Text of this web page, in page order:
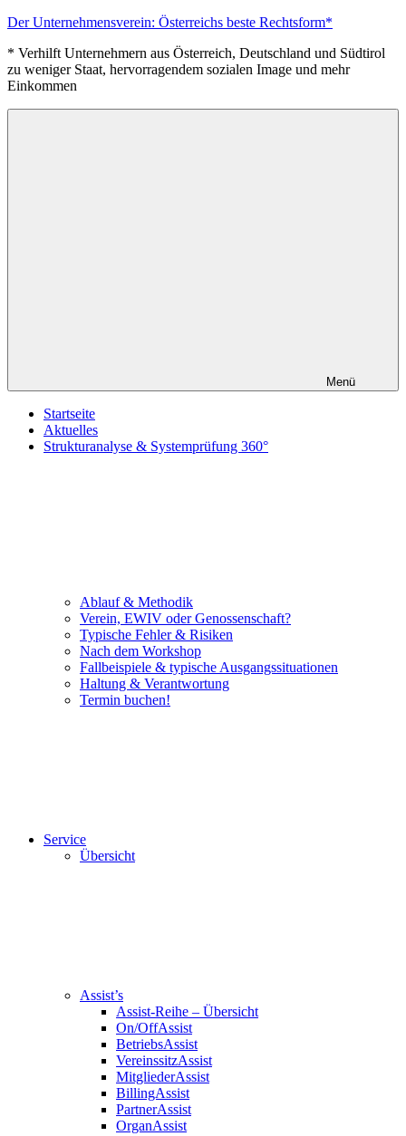
Zum
springen
Der Unternehmensverein: Österreichs beste Rechtsform*
* Verhilft Unternehmern aus Österreich, Deutschland und Südtirol
zu weniger Staat, hervorragendem sozialen Image und mehr
Einkommen
Menü
Startseite
Aktuelles
Strukturanalyse & Systemprüfung 360°
Ablauf & Methodik
Verein, EWIV oder Genossenschaft?
Typische Fehler & Risiken
Nach dem Workshop
Fallbeispiele & typische Ausgangssituationen
Haltung & Verantwortung
Termin buchen!
Service
Übersicht
Assist’s
Assist-Reihe – Übersicht
On/OffAssist
BetriebsAssist
VereinssitzAssist
MitgliederAssist
BillingAssist
PartnerAssist
OrganAssist